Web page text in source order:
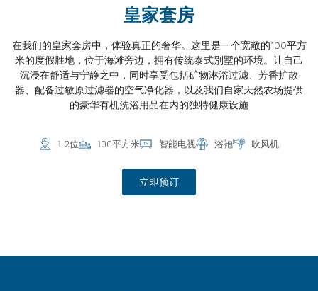
皇家套房
在我们的皇家套房中，体验真正的奢华。这里是一个宽敞的100平方
米的度假胜地，位于海滩旁边，拥有传统泰式別墅的环境。让自己
沉浸在舒适与宁静之中，同时享受包括矿物淋浴过滤、芳香扩散
器、配备过敏原过滤器的空气净化器，以及我们自家天然农场提供
的豪华有机洗浴用品在内的独特健康设施
1-2位 100平方米 智能电视 浴袍 吹风机
立即预订